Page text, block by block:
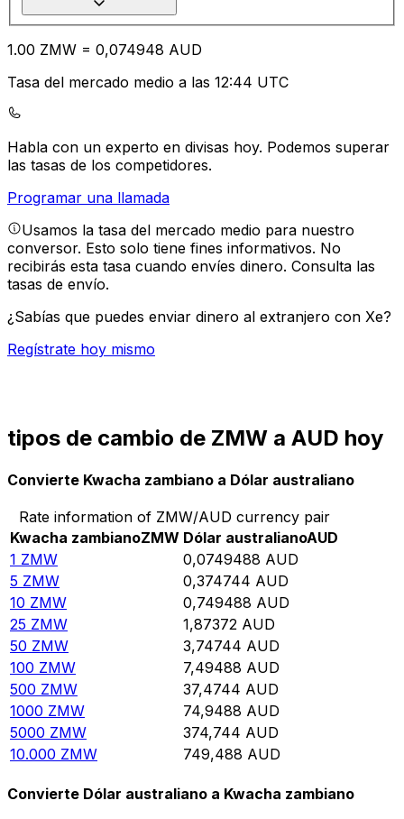
1.00 ZMW = 0,074948 AUD
Tasa del mercado medio a las 12:44 UTC
Habla con un experto en divisas hoy. Podemos superar
las tasas de los competidores.
Programar una llamada
Usamos la tasa del mercado medio para nuestro
conversor. Esto solo tiene fines informativos. No
recibirás esta tasa cuando envíes dinero. Consulta las
tasas de envío.
¿Sabías que puedes enviar dinero al extranjero con Xe?
Regístrate hoy mismo
tipos de cambio de ZMW a AUD hoy
Convierte Kwacha zambiano a Dólar australiano
Rate information of ZMW/AUD currency pair
Kwacha zambianoZMW Dólar australianoAUD
1 ZMW 0,0749488 AUD
5 ZMW 0,374744 AUD
10 ZMW 0,749488 AUD
25 ZMW 1,87372 AUD
50 ZMW 3,74744 AUD
100 ZMW 7,49488 AUD
500 ZMW 37,4744 AUD
1000 ZMW 74,9488 AUD
5000 ZMW 374,744 AUD
10.000 ZMW 749,488 AUD
Convierte Dólar australiano a Kwacha zambiano